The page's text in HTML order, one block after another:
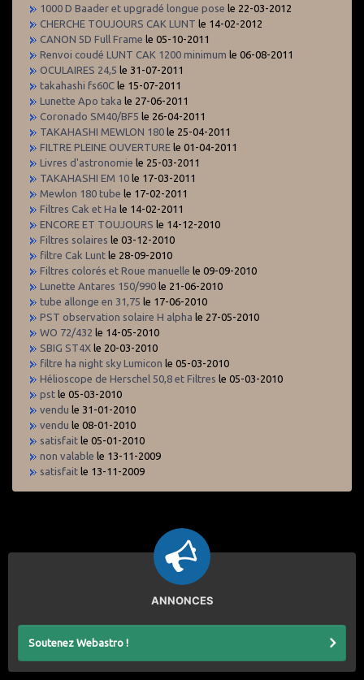
1000 D Baader et upgradé longue pose le 22-03-2012
CHERCHE TOUJOURS CAK LUNT le 14-02-2012
CANON 5D Full Frame le 05-10-2011
Renvoi coudé LUNT CAK 1200 minimum le 06-08-2011
OCULAIRES 24,5 le 31-07-2011
takahashi fs60C le 15-07-2011
Lunette Apo taka le 27-06-2011
Coronado SM40/BF5 le 26-04-2011
TAKAHASHI MEWLON 180 le 25-04-2011
FILTRE PLEINE OUVERTURE le 01-04-2011
Livres d'astronomie le 25-03-2011
TAKAHASHI EM 10 le 17-03-2011
Mewlon 180 tube le 17-02-2011
Filtres Cak et Ha le 14-02-2011
ENCORE ET TOUJOURS le 14-12-2010
Filtres solaires le 03-12-2010
filtre Cak Lunt le 28-09-2010
Filtres colorés et Roue manuelle le 09-09-2010
Lunette Antares 150/990 le 21-06-2010
tube allonge en 31,75 le 17-06-2010
PST observation solaire H alpha le 27-05-2010
WO 72/432 le 14-05-2010
SBIG ST4X le 20-03-2010
filtre ha night sky Lumicon le 05-03-2010
Hélioscope de Herschel 50,8 et Filtres le 05-03-2010
pst le 05-03-2010
vendu le 31-01-2010
vendu le 08-01-2010
satisfait le 05-01-2010
non valable le 13-11-2009
satisfait le 13-11-2009
ANNONCES
Soutenez Webastro !